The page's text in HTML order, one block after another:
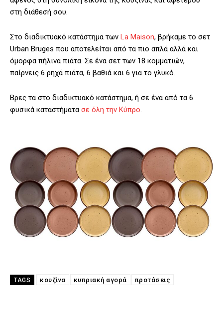
στη διάθεσή σου.
Στο διαδικτυακό κατάστημα των La Maison, βρήκαμε το σετ
Urban Bruges που αποτελείται από τα πιο απλά αλλά και
όμορφα πήλινα πιάτα. Σε ένα σετ των 18 κομματιών,
παίρνεις 6 ρηχά πιάτα, 6 βαθιά και 6 για το γλυκό.
Βρες τα στο διαδικτυακό κατάστημα, ή σε ένα από τα 6
φυσικά καταστήματα σε όλη την Κύπρο.
TAGS κουζίνα κυπριακή αγορά προτάσεις